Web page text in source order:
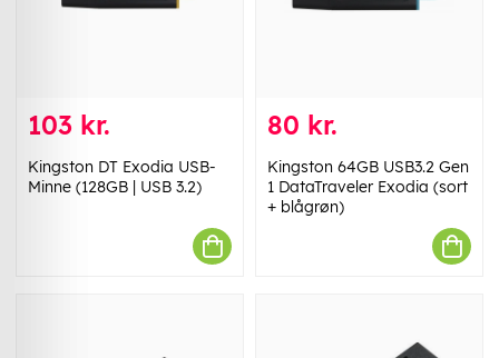
103 kr.
Kingston DT Exodia USB-
Minne (128GB | USB 3.2)
80 kr.
Kingston 64GB USB3.2 Gen
1 DataTraveler Exodia (sort
+ blågrøn)